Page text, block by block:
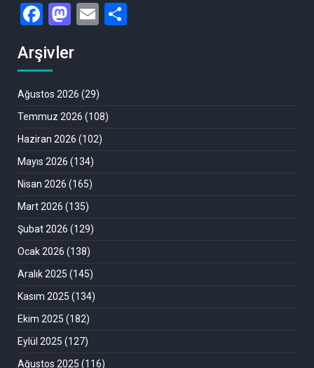
Facebook
Mastodon
Email
Arşivler
Ağustos 2026 (29)
Temmuz 2026 (108)
Haziran 2026 (102)
Mayıs 2026 (134)
Nisan 2026 (165)
Mart 2026 (135)
Şubat 2026 (129)
Ocak 2026 (138)
Aralık 2025 (145)
Kasım 2025 (134)
Ekim 2025 (182)
Eylül 2025 (127)
Ağustos 2025 (116)